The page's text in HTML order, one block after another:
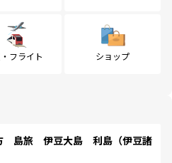
フライト ショップ
島旅 伊豆大島 利島（伊豆諸